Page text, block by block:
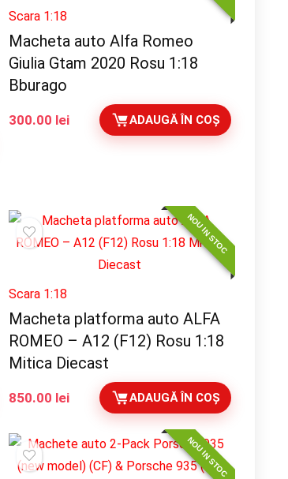
Scara 1:18
Macheta auto Alfa Romeo
Giulia Gtam 2020 Rosu 1:18
Bburago
300.00 lei ADAUGĂ ÎN COȘ
NOU IN STOC
Scara 1:18
Macheta platforma auto ALFA
ROMEO – A12 (F12) Rosu 1:18
Mitica Diecast
850.00 lei ADAUGĂ ÎN COȘ
NOU IN STOC